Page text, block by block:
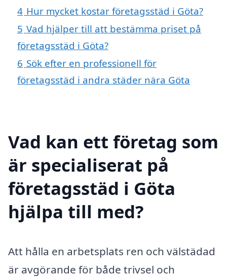
4 Hur mycket kostar företagsstäd i Göta?
5 Vad hjälper till att bestämma priset på
företagsstäd i Göta?
6 Sök efter en professionell för
företagsstäd i andra städer nära Göta
Vad kan ett företag som
är specialiserat på
företagsstäd i Göta
hjälpa till med?
Att hålla en arbetsplats ren och välstädad
är avgörande för både trivsel och